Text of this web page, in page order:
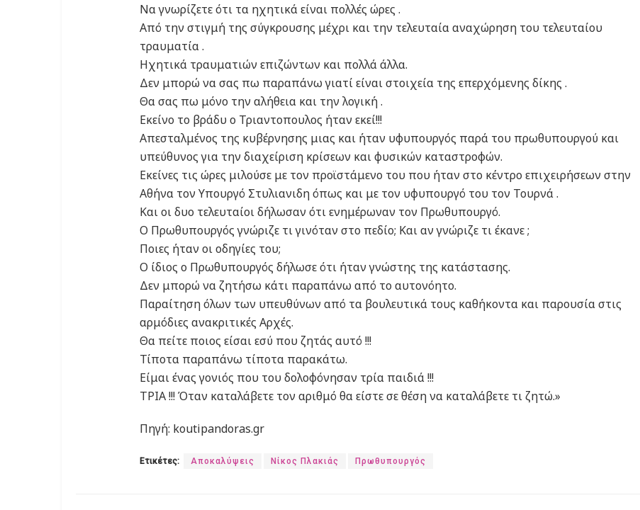
Να γνωρίζετε ότι τα ηχητικά είναι πολλές ώρες .
Από την στιγμή της σύγκρουσης μέχρι και την τελευταία αναχώρηση του τελευταίου
τραυματία .
Ηχητικά τραυματιών επιζώντων και πολλά άλλα.
Δεν μπορώ να σας πω παραπάνω γιατί είναι στοιχεία της επερχόμενης δίκης .
Θα σας πω μόνο την αλήθεια και την λογική .
Εκείνο το βράδυ ο Τριαντοπουλος ήταν εκεί!!!
Απεσταλμένος της κυβέρνησης μιας και ήταν υφυπουργός παρά του πρωθυπουργού και
υπεύθυνος για την διαχείριση κρίσεων και φυσικών καταστροφών.
Εκείνες τις ώρες μιλούσε με τον προϊστάμενο του που ήταν στο κέντρο επιχειρήσεων στην
Αθήνα τον Υπουργό Στυλιανιδη όπως και με τον υφυπουργό του τον Τουρνά .
Και οι δυο τελευταίοι δήλωσαν ότι ενημέρωναν τον Πρωθυπουργό.
Ο Πρωθυπουργός γνώριζε τι γινόταν στο πεδίο; Και αν γνώριζε τι έκανε ;
Ποιες ήταν οι οδηγίες του;
Ο ίδιος ο Πρωθυπουργός δήλωσε ότι ήταν γνώστης της κατάστασης.
Δεν μπορώ να ζητήσω κάτι παραπάνω από το αυτονόητο.
Παραίτηση όλων των υπευθύνων από τα βουλευτικά τους καθήκοντα και παρουσία στις
αρμόδιες ανακριτικές Αρχές.
Θα πείτε ποιος είσαι εσύ που ζητάς αυτό !!!
Τίποτα παραπάνω τίποτα παρακάτω.
Είμαι ένας γονιός που του δολοφόνησαν τρία παιδιά !!!
ΤΡΙΑ !!! Όταν καταλάβετε τον αριθμό θα είστε σε θέση να καταλάβετε τι ζητώ.»
Πηγή: koutipandoras.gr
Ετικέτες: Αποκαλύψεις Νίκος Πλακιάς Πρωθυπουργός